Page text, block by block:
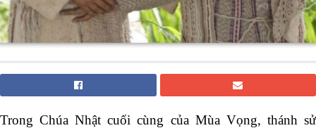
Trong Chúa Nhật cuối cùng của Mùa Vọng, thánh sử